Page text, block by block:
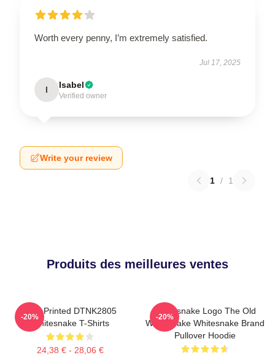
Worth every penny, I’m extremely satisfied.
Jul 17, 2025
I Isabel
Verified owner
Write your review
1 / 1
Produits des meilleures ventes
New Printed DTNK2805
Whitesnake T-Shirts
24,38 € - 28,06 €
-20%
Whitesnake Logo The Old
Whitesnake Whitesnake Brand
Pullover Hoodie
-20%